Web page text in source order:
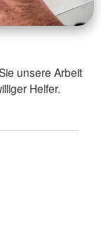
unsere Arbeit
Helfer.